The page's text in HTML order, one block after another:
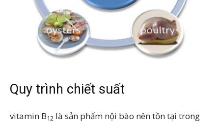
Quy trình chiết suất
vitamin B12 là sản phẩm nội bào nên tồn tại trong